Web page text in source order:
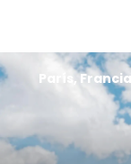
París, Francia